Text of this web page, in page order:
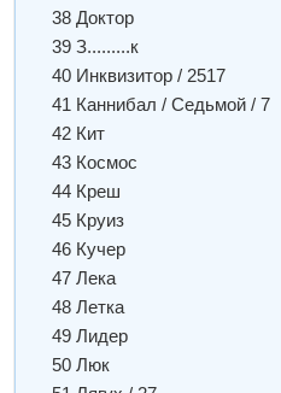
38 Доктор
39 З.........к
40 Инквизитор / 2517
41 Каннибал / Седьмой / 7
42 Кит
43 Космос
44 Креш
45 Круиз
46 Кучер
47 Лека
48 Летка
49 Лидер
50 Люк